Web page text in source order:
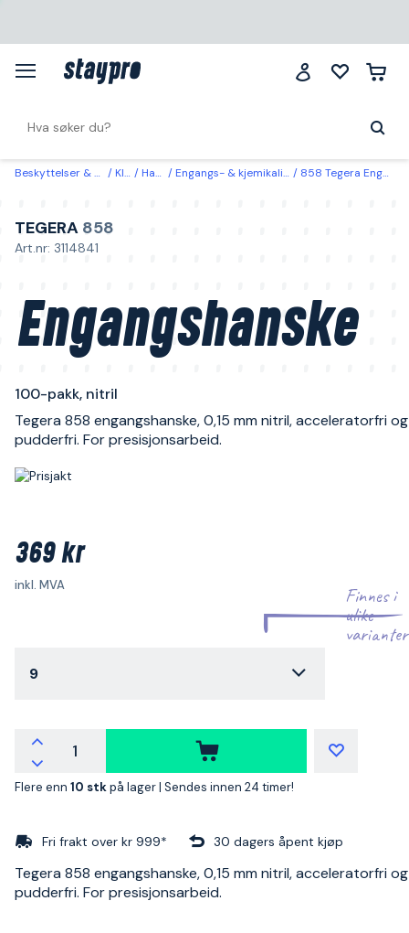
Beskyttelser & klær Klær Hansker Engangs- & kjemikaliebeskyttelseshansker 858 Tegera Engangshanske 100-pakk, nitril 9
TEGERA 858
Art.nr: 3114841
Engangshanske
100-pakk, nitril
Tegera 858 engangshanske, 0,15 mm nitril, acceleratorfri og
pudderfri. For presisjonsarbeid.
369 kr
inkl. MVA
Finnes i
ulike
varianter
9
Flere enn 10 stkpå lager | Sendes innen 24 timer!
Fri frakt over kr 999* 30 dagers åpent kjøp
Tegera 858 engangshanske, 0,15 mm nitril, acceleratorfri og
pudderfri. For presisjonsarbeid.